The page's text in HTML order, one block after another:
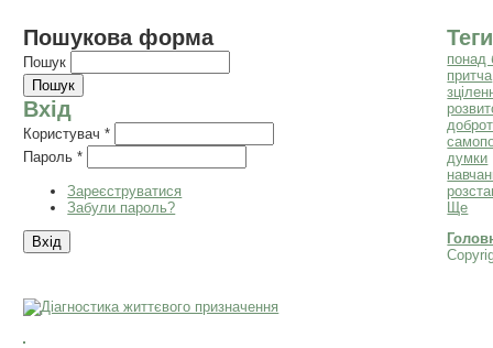
Пошукова форма
Пошук
Вхід
Користувач*
Пароль*
Зареєструватися
Забули пароль?
понад
притча
думки
Ще